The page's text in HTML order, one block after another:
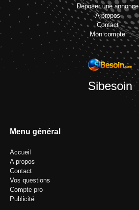
Déposer une annonce
A propos
Contact
Mon compte
Sibesoin
Menu général
Accueil
A propos
Contact
Vos questions
Compte pro
Publicité